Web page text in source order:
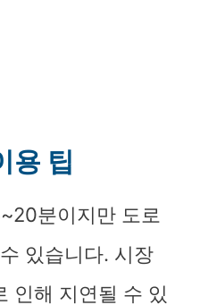
용 팁
분이지만 도로
있습니다. 시장
인해 지연될 수 있